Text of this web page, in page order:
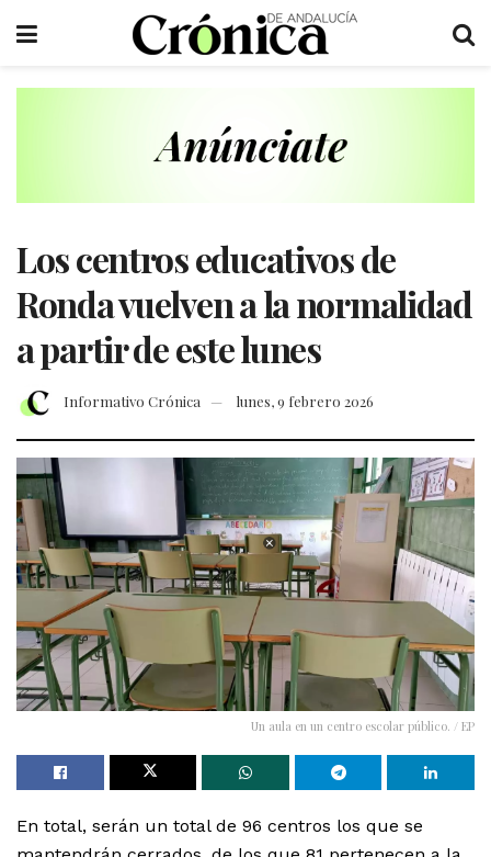
Los centros educativos de
Ronda vuelven a la normalidad
a partir de este lunes
Informativo Crónica lunes, 9 febrero 2026
Un aula en un centro escolar público. / EP
En total, serán un total de 96 centros los que se